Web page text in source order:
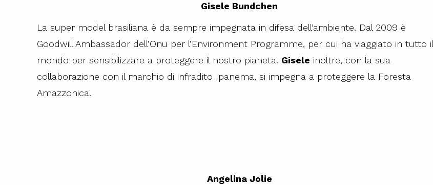
Gisele Bundchen
La super model brasiliana è da sempre impegnata in difesa dell’ambiente. Dal 2009 è
Goodwill Ambassador dell’Onu per l’Environment Programme, per cui ha viaggiato in tutto il
mondo per sensibilizzare a proteggere il nostro pianeta. Gisele inoltre, con la sua
collaborazione con il marchio di infradito Ipanema, si impegna a proteggere la Foresta
Amazzonica.
Angelina Jolie